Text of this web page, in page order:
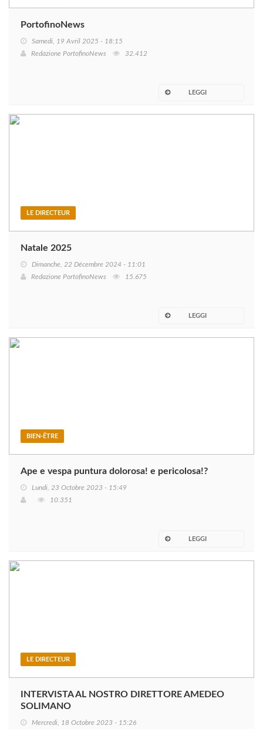
PortofinoNews
Samedi, 19 Avril 2025 - 18:15
Redazione PortofinoNews
32.412
LEGGI
LE DIRECTEUR
Natale 2025
Dimanche, 22 Décembre 2024 - 11:01
Redazione PortofinoNews
15.675
LEGGI
BIEN-ÊTRE
Ape e vespa puntura dolorosa! e pericolosa!?
Lundi, 23 Octobre 2023 - 15:49
10.351
LEGGI
LE DIRECTEUR
INTERVISTA AL NOSTRO DIRETTORE AMEDEO
SOLIMANO
Mercredi, 18 Octobre 2023 - 15:26